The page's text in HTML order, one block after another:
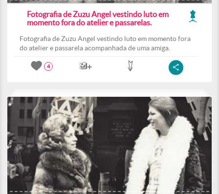
Fotografia de Zuzu Angel vestindo luto em
momento fora do atelier e passarelas.
Fotografia de Zuzu Angel vestindo luto em momento fora
do atelier e passarela acompanhada de uma amiga.
4